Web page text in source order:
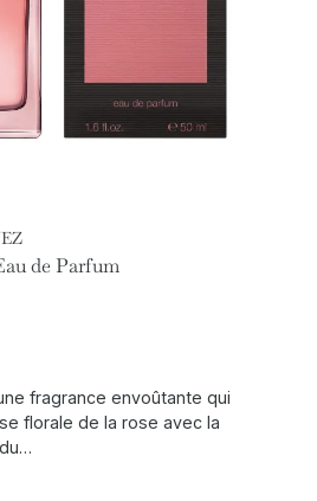
de Parfum
fragrance envoûtante qui
florale de la rose avec la